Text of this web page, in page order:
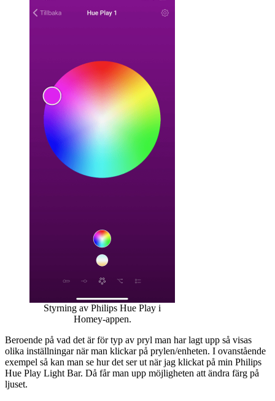
Styrning av Philips Hue Play i
Homey-appen.
Beroende på vad det är för typ av pryl man har lagt upp så visas
olika inställningar när man klickar på prylen/enheten. I ovanstående
exempel så kan man se hur det ser ut när jag klickat på min Philips
Hue Play Light Bar. Då får man upp möjligheten att ändra färg på
ljuset.